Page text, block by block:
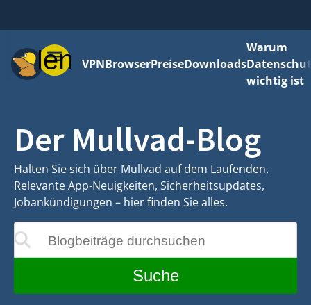
MenüVPNBrowserPreiseDownloads
Warum
wichtig ist
Der Mullvad-Blog
Halten Sie sich über Mullvad auf dem Laufenden.
Relevante App-Neuigkeiten, Sicherheitsupdates,
Jobankündigungen – hier finden Sie alles.
Blogbeiträge durchsuchen
der Eingabe aktualisiert
Suche